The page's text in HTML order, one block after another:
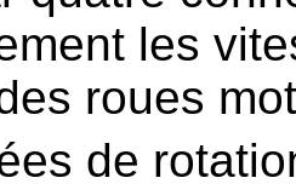
les
roues
de